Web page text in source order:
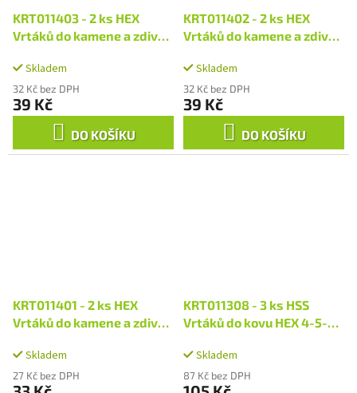
KRT011403 - 2 ks HEX
Vrtáků do kamene a zdiva
Skladem
32 Kč bez DPH
39 Kč
DO KOŠÍKU
KRT011402 - 2 ks HEX
Vrtáků do kamene a zdiva
Skladem
32 Kč bez DPH
39 Kč
DO KOŠÍKU
KRT011401 - 2 ks HEX
Vrtáků do kamene a zdiva
Skladem
27 Kč bez DPH
KRT011308 - 3 ks HSS
Vrtáků do kovu HEX 4-5-6
Skladem
87 Kč bez DPH